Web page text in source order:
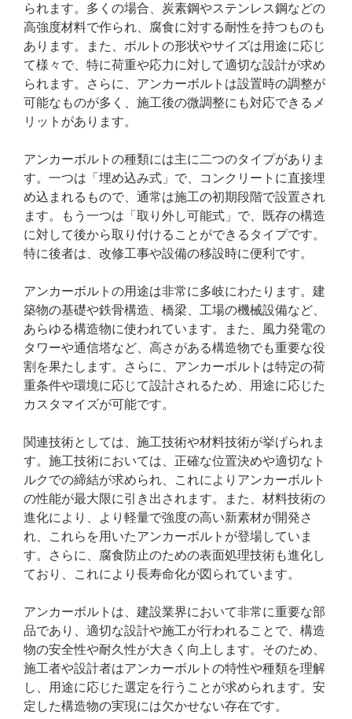
られます。多くの場合、炭素鋼やステンレス鋼などの
高強度材料で作られ、腐食に対する耐性を持つものも
あります。また、ボルトの形状やサイズは用途に応じ
て様々で、特に荷重や応力に対して適切な設計が求め
られます。さらに、アンカーボルトは設置時の調整が
可能なものが多く、施工後の微調整にも対応できるメ
リットがあります。
アンカーボルトの種類には主に二つのタイプがありま
す。一つは「埋め込み式」で、コンクリートに直接埋
め込まれるもので、通常は施工の初期段階で設置され
ます。もう一つは「取り外し可能式」で、既存の構造
に対して後から取り付けることができるタイプです。
特に後者は、改修工事や設備の移設時に便利です。
アンカーボルトの用途は非常に多岐にわたります。建
築物の基礎や鉄骨構造、橋梁、工場の機械設備など、
あらゆる構造物に使われています。また、風力発電の
タワーや通信塔など、高さがある構造物でも重要な役
割を果たします。さらに、アンカーボルトは特定の荷
重条件や環境に応じて設計されるため、用途に応じた
カスタマイズが可能です。
関連技術としては、施工技術や材料技術が挙げられま
す。施工技術においては、正確な位置決めや適切なト
ルクでの締結が求められ、これによりアンカーボルト
の性能が最大限に引き出されます。また、材料技術の
進化により、より軽量で強度の高い新素材が開発さ
れ、これらを用いたアンカーボルトが登場していま
す。さらに、腐食防止のための表面処理技術も進化し
ており、これにより長寿命化が図られています。
アンカーボルトは、建設業界において非常に重要な部
品であり、適切な設計や施工が行われることで、構造
物の安全性や耐久性が大きく向上します。そのため、
施工者や設計者はアンカーボルトの特性や種類を理解
し、用途に応じた選定を行うことが求められます。安
定した構造物の実現には欠かせない存在です。